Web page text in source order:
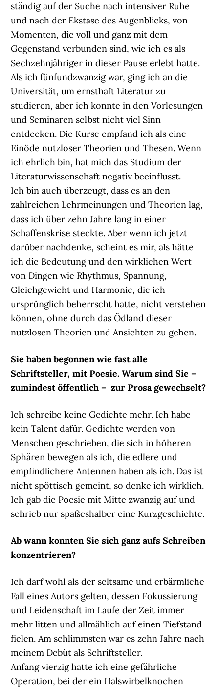
ständig auf der Suche nach intensiver Ruhe
und nach der Ekstase des Augenblicks, von
Momenten, die voll und ganz mit dem
Gegenstand verbunden sind, wie ich es als
Sechzehnjähriger in dieser Pause erlebt hatte.
Als ich fünfundzwanzig war, ging ich an die
Universität, um ernsthaft Literatur zu
studieren, aber ich konnte in den Vorlesungen
und Seminaren selbst nicht viel Sinn
entdecken. Die Kurse empfand ich als eine
Einöde nutzloser Theorien und Thesen. Wenn
ich ehrlich bin, hat mich das Studium der
Literaturwissenschaft negativ beeinflusst.
Ich bin auch überzeugt, dass es an den
zahlreichen Lehrmeinungen und Theorien lag,
dass ich über zehn Jahre lang in einer
Schaffenskrise steckte. Aber wenn ich jetzt
darüber nachdenke, scheint es mir, als hätte
ich die Bedeutung und den wirklichen Wert
von Dingen wie Rhythmus, Spannung,
Gleichgewicht und Harmonie, die ich
ursprünglich beherrscht hatte, nicht verstehen
können, ohne durch das Ödland dieser
nutzlosen Theorien und Ansichten zu gehen.
Sie haben begonnen wie fast alle
Schriftsteller, mit Poesie. Warum sind Sie –
zumindest öffentlich – zur Prosa gewechselt?
Ich schreibe keine Gedichte mehr. Ich habe
kein Talent dafür. Gedichte werden von
Menschen geschrieben, die sich in höheren
Sphären bewegen als ich, die edlere und
empfindlichere Antennen haben als ich. Das ist
nicht spöttisch gemeint, so denke ich wirklich.
Ich gab die Poesie mit Mitte zwanzig auf und
schrieb nur spaßeshalber eine Kurzgeschichte.
Ab wann konnten Sie sich ganz aufs Schreiben
konzentrieren?
Ich darf wohl als der seltsame und erbärmliche
Fall eines Autors gelten, dessen Fokussierung
und Leidenschaft im Laufe der Zeit immer
mehr litten und allmählich auf einen Tiefstand
fielen. Am schlimmsten war es zehn Jahre nach
meinem Debüt als Schriftsteller.
Anfang vierzig hatte ich eine gefährliche
Operation, bei der ein Halswirbelknochen